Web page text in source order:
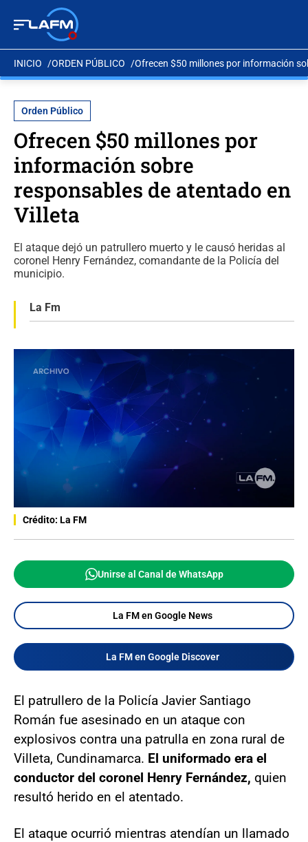
INICIO ORDEN PÚBLICO Ofrecen $50 millones por información
Orden Público
Ofrecen $50 millones por
información sobre
responsables de atentado en
Villeta
El ataque dejó un patrullero muerto y le causó heridas al
coronel Henry Fernández, comandante de la Policía del
municipio.
La Fm
Crédito: La FM
Unirse al Canal de WhatsApp
La FM en Google News
La FM en Google Discover
El patrullero de la Policía Javier Santiago
Román fue asesinado en un ataque con
explosivos contra una patrulla en zona rural de
Villeta, Cundinamarca. El uniformado era el
conductor del coronel Henry Fernández, quien
resultó herido en el atentado.
El ataque ocurrió mientras atendían un llamado